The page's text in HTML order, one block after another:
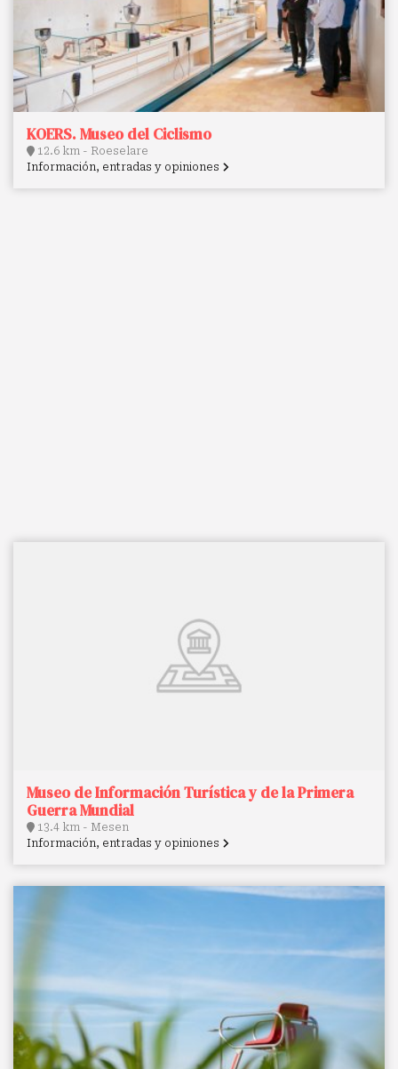
KOERS. Museo del Ciclismo
12.6 km - Roeselare
Información, entradas y opiniones
Museo de Información Turística y de la Primera
Guerra Mundial
13.4 km - Mesen
Información, entradas y opiniones